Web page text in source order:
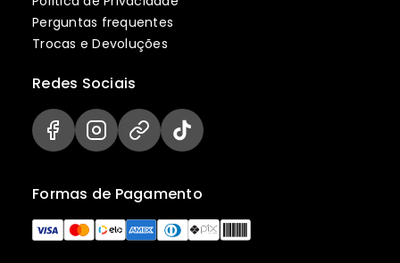
Perguntas frequentes
Trocas e Devoluções
Formas de Pagamento
Redes Sociais